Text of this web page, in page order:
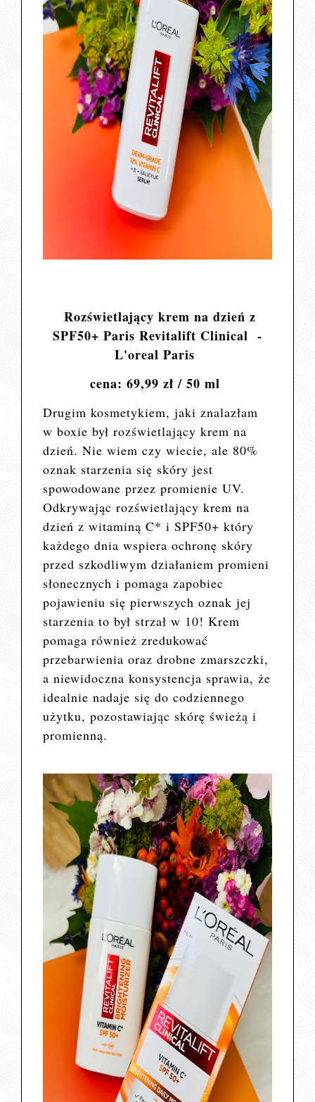
Rozświetlający krem na dzień z
SPF50+ Paris Revitalift Clinical -
L'oreal Paris
cena: 69,99 zł / 50 ml
Drugim kosmetykiem, jaki znalazłam
w boxie był rozświetlający krem na
dzień. Nie wiem czy wiecie, ale 80%
oznak starzenia się skóry jest
spowodowane przez promienie UV.
Odkrywając rozświetlający krem na
dzień z witaminą C* i SPF50+ który
każdego dnia wspiera ochronę skóry
przed szkodliwym działaniem promieni
słonecznych i pomaga zapobiec
pojawieniu się pierwszych oznak jej
starzenia to był strzał w 10! Krem
pomaga również zredukować
przebarwienia oraz drobne zmarszczki,
a niewidoczna konsystencja sprawia, że
idealnie nadaje się do codziennego
użytku, pozostawiając skórę świeżą i
promienną.